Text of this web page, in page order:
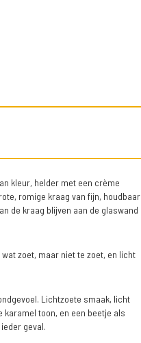
kleur, helder met een crème
romige kraag van fijn, houdbaar
de kraag blijven aan de glaswand
wat zoet, maar niet te zoet, en licht
Lichtzoete smaak, licht
karamel toon, en een beetje als
geval.